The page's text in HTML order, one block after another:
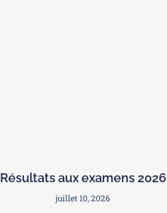
Résultats aux examens 2026
juillet 10, 2026